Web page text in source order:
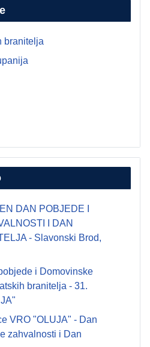
branitelja
DAN POBJEDE I
I DAN
- Slavonski Brod,
i Domovinske
branitelja - 31.
VRO "OLUJA" - Dan
zahvalnosti i Dan